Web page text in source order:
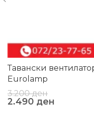
Тавански
Eurolamp
3.200ден
2.490 ден